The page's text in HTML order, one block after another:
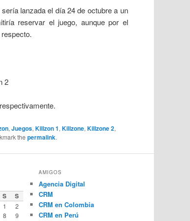
lanzada el día 24 de octubre a un
reservar el juego, aunque por el
2
,Juegos,Killzon 1,Killzone,Killzone 2,
thepermalink.
S S
1
2
8
9
AMIGOS
Agencia Digital
CRM
CRM en Colombia
CRM en Perú